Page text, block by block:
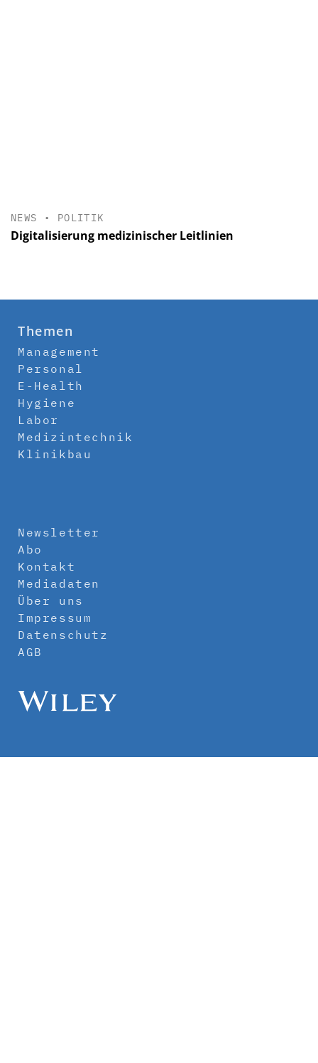
NEWS • POLITIK
Digitalisierung medizinischer Leitlinien
Themen
Management
Personal
E-Health
Hygiene
Labor
Medizintechnik
Klinikbau
Newsletter
Abo
Kontakt
Mediadaten
Über uns
Impressum
Datenschutz
AGB